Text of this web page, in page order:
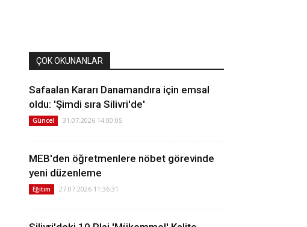
ÇOK OKUNANLAR
Safaalan Kararı Danamandıra için emsal
oldu: 'Şimdi sıra Silivri'de'
Güncel 31.07.2026 14:00:05
MEB'den öğretmenlere nöbet görevinde
yeni düzenleme
Eğitim 27.07.2026 11:36:31